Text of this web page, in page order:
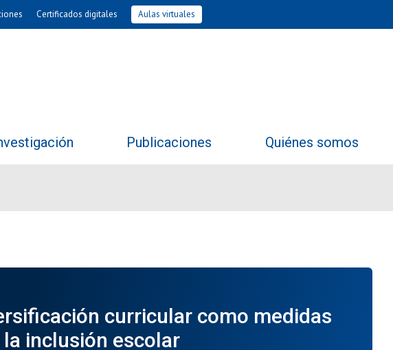
Certificados digitales Aulas virtuales
Publicaciones Quiénes somos
curricular como medidas
inclusión escolar